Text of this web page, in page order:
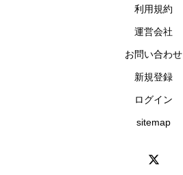
利用規約
運営会社
お問い合わせ
新規登録
ログイン
sitemap